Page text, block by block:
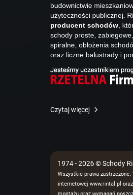
budownictwie
użyteczności publicznej.
producent schodów ,
schody proste,
spiralne, obłożenia
oraz liczne balustrady i
Czytaj więcej
1974 - 2026 © Schody
Wszystkie prawa
internetowej www.rintal.pl